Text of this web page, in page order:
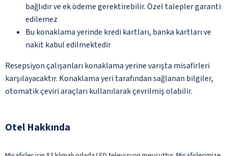
bağlıdır ve ek ödeme gerektirebilir. Özel talepler garanti
edilemez
Bu konaklama yerinde kredi kartları, banka kartları ve
nakit kabul edilmektedir
Resepsiyon çalışanları konaklama yerine varışta misafirleri
karşılayacaktır. Konaklama yeri tarafından sağlanan bilgiler,
otomatik çeviri araçları kullanılarak çevrilmiş olabilir.
Otel Hakkında